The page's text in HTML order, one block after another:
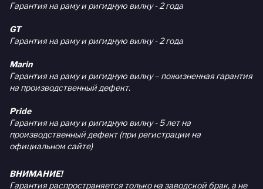
Гарантия на раму и ригидную вилку - 2 года
GT
Гарантия на раму и ригидную вилку - 2 года
Marin
Гарантия на раму и ригидную вилку – пожизненная гарантия
на производственный дефект.
Pride
Гарантия на раму и ригидную вилку - 5 лет на
производственный дефект (при регистрации на
официальном сайте)
ВНИМАНИЕ!
Гарантия распространяется только на заводской брак, а не